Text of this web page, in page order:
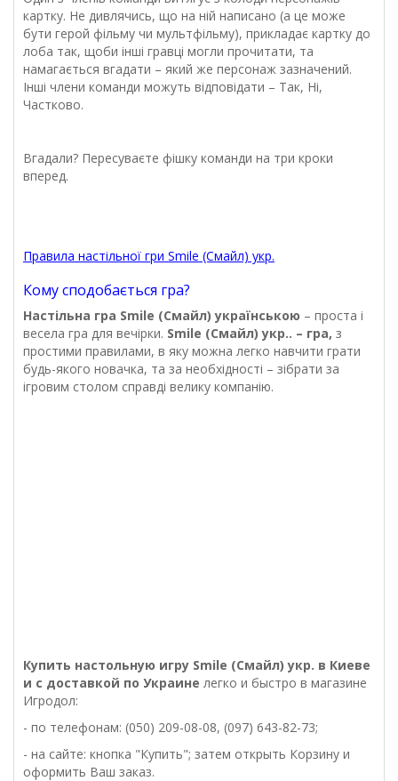
картку. Не дивлячись, що на ній написано (а це може
бути герой фільму чи мультфільму), прикладає картку до
лоба так, щоби інші гравці могли прочитати, та
намагається вгадати – який же персонаж зазначений.
Інші члени команди можуть відповідати – Так, Ні,
Частково.
Вгадали? Пересуваєте фішку команди на три кроки
вперед.
Правила настільної гри Smile (Смайл) укр.
Кому сподобається гра?
Настільна гра Smile (Смайл) українською – проста і
весела гра для вечірки. Smile (Смайл) укр.. – гра, з
простими правилами, в яку можна легко навчити грати
будь-якого новачка, та за необхідності – зібрати за
ігровим столом справді велику компанію.
Купить настольную игру Smile (Смайл) укр. в Киеве
и с доставкой по Украине легко и быстро в магазине
Игродол:
- по телефонам: (050) 209-08-08, (097) 643-82-73;
- на сайте: кнопка "Купить"; затем открыть Корзину и
оформить Ваш заказ.